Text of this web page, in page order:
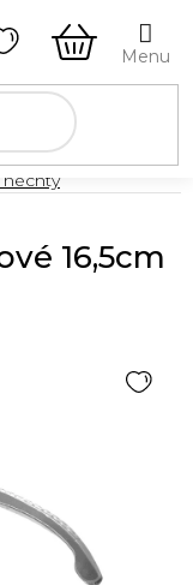
KOŠÍK
nechty
16,5cm